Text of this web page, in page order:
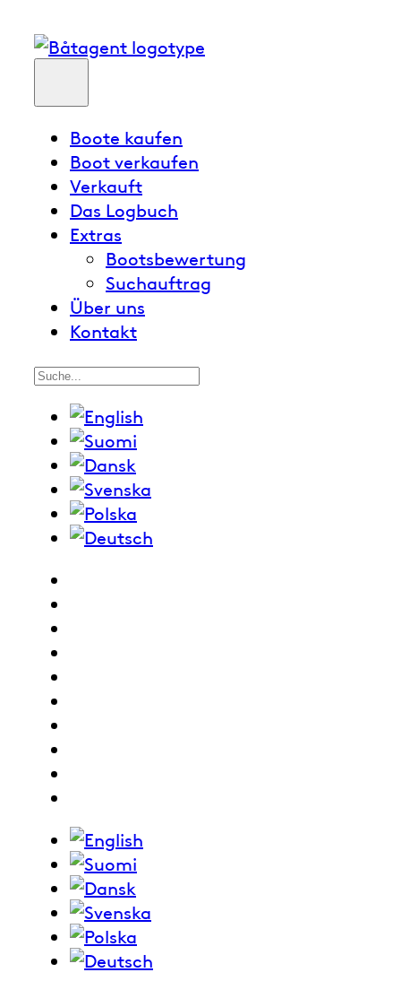
Boote kaufen
Boot verkaufen
Verkauft
Das Logbuch
Extras
Bootsbewertung
Suchauftrag
Über uns
Kontakt